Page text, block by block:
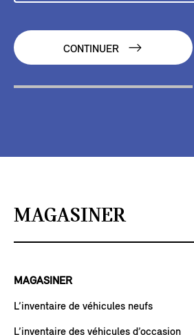
CONTINUER
MAGASINER
MAGASINER
L’inventaire de véhicules neufs
L’inventaire des véhicules d’occasion